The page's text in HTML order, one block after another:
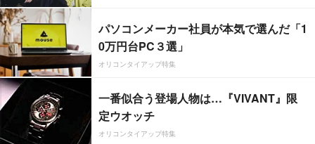
パソコンメーカー社員が本気で選んだ「1
0万円台PC３選」
オリコンタイアップ特集
一番似合う登場人物は…『VIVANT』限
定ウオッチ
オリコンタイアップ特集